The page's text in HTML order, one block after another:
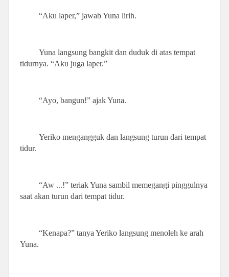
“Aku laper,” jawab Yuna lirih.
Yuna langsung bangkit dan duduk di atas tempat
tidurnya. “Aku juga laper.”
“Ayo, bangun!” ajak Yuna.
Yeriko mengangguk dan langsung turun dari tempat
tidur.
“Aw ...!” teriak Yuna sambil memegangi pinggulnya
saat akan turun dari tempat tidur.
“Kenapa?” tanya Yeriko langsung menoleh ke arah
Yuna.